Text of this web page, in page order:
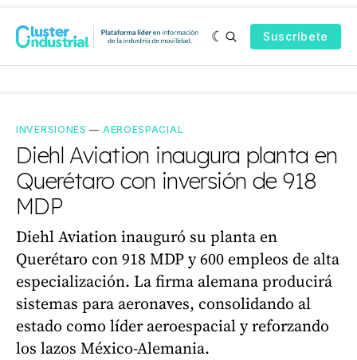
Suscríbete
INVERSIONES — AEROESPACIAL
Diehl Aviation inaugura planta en
Querétaro con inversión de 918
MDP
Diehl Aviation inauguró su planta en
Querétaro con 918 MDP y 600 empleos de alta
especialización. La firma alemana producirá
sistemas para aeronaves, consolidando al
estado como líder aeroespacial y reforzando
los lazos México-Alemania.